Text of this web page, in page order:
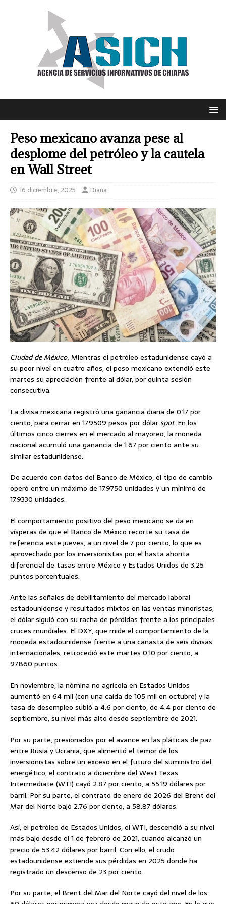
Peso mexicano avanza pese al
desplome del petróleo y la cautela
en Wall Street
16 diciembre, 2025 Diana
Ciudad de México. Mientras el petróleo estadunidense cayó a
su peor nivel en cuatro años, el peso mexicano extendió este
martes su apreciación frente al dólar, por quinta sesión
consecutiva.
La divisa mexicana registró una ganancia diaria de 0.17 por
ciento, para cerrar en 17.9509 pesos por dólarspot. En los
últimos cinco cierres en el mercado al mayoreo, la moneda
nacional acumuló una ganancia de 1.67 por ciento ante su
similar estadunidense.
De acuerdo con datos del Banco de México, el tipo de cambio
operó entre un máximo de 17.9750 unidades y un mínimo de
17.9330 unidades.
El comportamiento positivo del peso mexicano se da en
vísperas de que el Banco de México recorte su tasa de
referencia este jueves, a un nivel de 7 por ciento, lo que es
aprovechado por los inversionistas por el hasta ahorita
diferencial de tasas entre México y Estados Unidos de 3.25
puntos porcentuales.
Ante las señales de debilitamiento del mercado laboral
estadounidense y resultados mixtos en las ventas minoristas,
el dólar siguió con su racha de pérdidas frente a los principales
cruces mundiales. El DXY, que mide el comportamiento de la
moneda estadounidense frente a una canasta de seis divisas
internacionales, retrocedió este martes 0.10 por ciento, a
97.860 puntos.
En noviembre, la nómina no agrícola en Estados Unidos
aumentó en 64 mil (con una caída de 105 mil en octubre) y la
tasa de desempleo subió a 4.6 por ciento, de 4.4 por ciento de
septiembre, su nivel más alto desde septiembre de 2021.
Por su parte, presionados por el avance en las pláticas de paz
entre Rusia y Ucrania, que alimentó el temor de los
inversionistas sobre un exceso en el futuro del suministro del
energético, el contrato a diciembre del West Texas
Intermediate (WTI) cayó 2.87 por ciento, a 55.19 dólares por
barril. Por su parte, el contrato de enero de 2026 del Brent del
Mar del Norte bajó 2.76 por ciento, a 58.87 dólares.
Así, el petróleo de Estados Unidos, el WTI, descendió a su nivel
más bajo desde el 1 de febrero de 2021, cuando alcanzó un
precio de 53.42 dólares por barril. Con ello, el crudo
estadounidense extiende sus pérdidas en 2025 donde ha
registrado un descenso de 23 por ciento.
Por su parte, el Brent del Mar del Norte cayó del nivel de los